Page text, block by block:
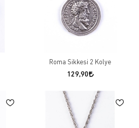
Roma Sikkesi 2 Kolye
129,90